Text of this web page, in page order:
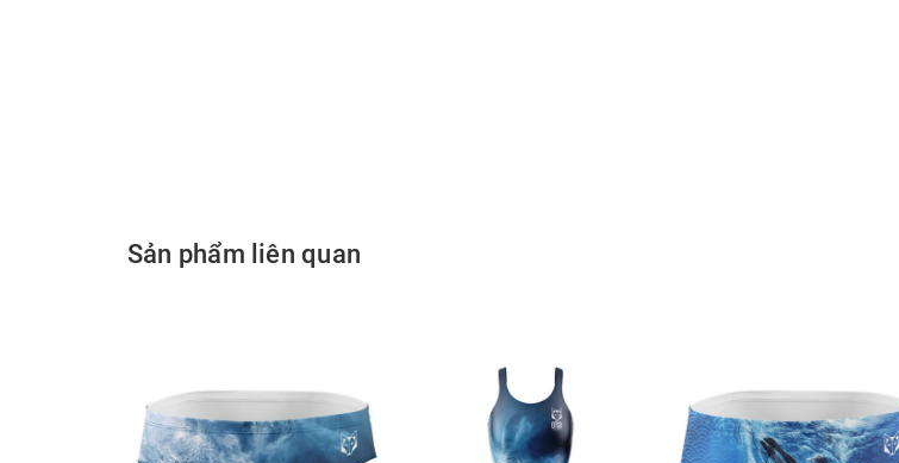
Sản phẩm liên quan